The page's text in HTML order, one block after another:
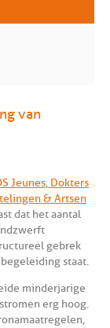
van
Jeunes, Dokters
& Artsen
dat het aantal
gebrek
staat.
minderjarige
erg hoog.